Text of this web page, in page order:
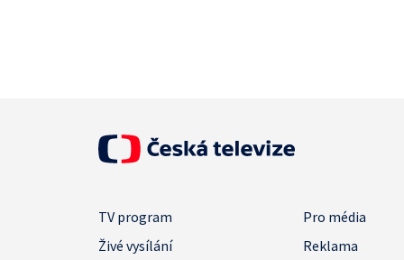
TV program
Pro média
Živé vysílání
Reklama